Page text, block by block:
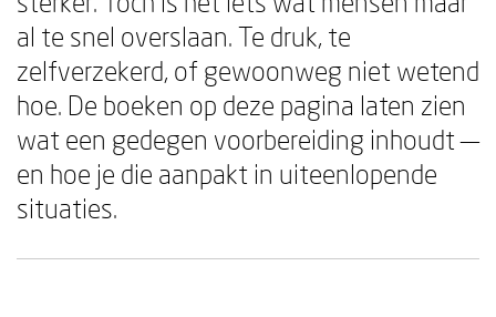
al te snel overslaan. Te druk, te
zelfverzekerd, of gewoonweg niet wetend
hoe. De boeken op deze pagina laten zien
wat een gedegen voorbereiding inhoudt —
en hoe je die aanpakt in uiteenlopende
situaties.